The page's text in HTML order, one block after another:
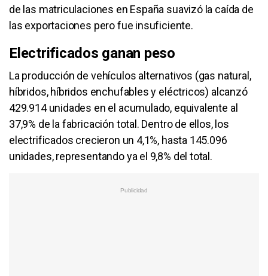
de las matriculaciones en España suavizó la caída de
las exportaciones pero fue insuficiente.
Electrificados ganan peso
La producción de vehículos alternativos (gas natural,
híbridos, híbridos enchufables y eléctricos) alcanzó
429.914 unidades en el acumulado, equivalente al
37,9% de la fabricación total. Dentro de ellos, los
electrificados crecieron un 4,1%, hasta 145.096
unidades, representando ya el 9,8% del total.